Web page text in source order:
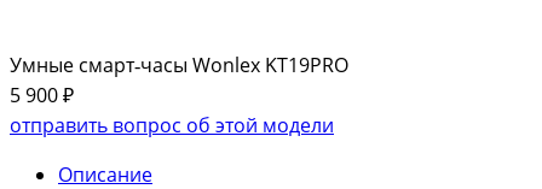
Умные смарт‑часы Wonlex KT19PRO
5 900 ₽
отправить вопрос об этой модели
Описание